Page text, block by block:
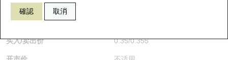
確認 取消
$0.35 0.015 (+4.48%)
买入/卖出价 0.35/0.355
认股证到期结算价查找
认股证分析仪
正股牛熊证列表
新发行瑞银牛熊证
资金流
街货统计
国指成份股
科指成份股
认股证投资者教育
牛熊证投资者教育